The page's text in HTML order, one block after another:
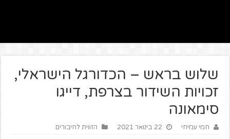
שלוש בראש – הכדורגל הישראלי,
זכויות השידור בצרפת, דייגו
סימאונה
חמי עמיחי 22 בינואר 2021 הזווית לחיבורים